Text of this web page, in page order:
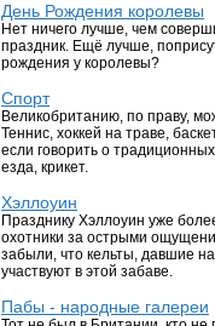
День Рождения королевы
Нет ничего лучше, чем
праздник. Ещё лучше,
рождения у королевы?
Cпорт
Великобританию, по праву,
Теннис, хоккей на траве,
если говорить о
езда, крикет.
Хэллоуин
Празднику Хэллоуин уже
охотники за острыми
забыли, что кельты, давшие
участвуют в этой забаве.
Пабы - народные галереи